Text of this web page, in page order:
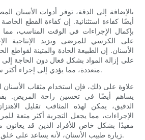
بالإضافة إلى الدقة، توفر أدوات الأسنان
أيضًا كفاءة استثنائية. إن كفاءة القطع
بإكمال الإجراءات في الوقت المناسب،
على الكرسي للمرضى ويزيد الإنتاجية
الأسنان. إن الطبيعة الحادة والمتينة لقواطع
على إزالة المواد بشكل فعال دون الحاجة
متعددة، مما يؤدي إلى إجراء أكثر سلاسة وكفاءة بشكل عام.
علاوة على ذلك، فإن استخدام مثقاب
يساهم أيضًا في تحسين راحة المريض.
الدقيق، يمكن لهذه المثاقب تقليل
الإجراءات، مما يجعل التجربة أكثر متعة
مفيدًا بشكل خاص للأفراد الذين قد
زيارة طبيب الأسنان، لأنه يساعد على خلق بيئة أكثر استرخاءً وراحة.